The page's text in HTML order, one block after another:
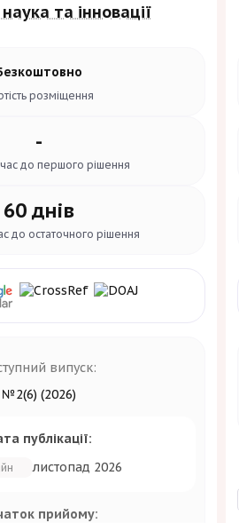
та інновації
розміщення
-
до першого рішення
60 днів
до остаточного рішення
випуск:
№2(6) (2026)
публікації:
листопад 2026
прийому: